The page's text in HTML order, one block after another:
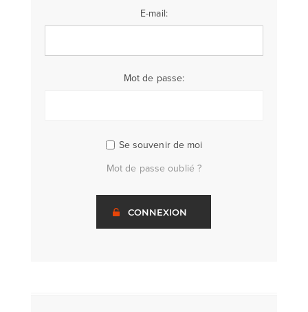
E-mail:
Mot de passe:
Se souvenir de moi
Mot de passe oublié ?
CONNEXION